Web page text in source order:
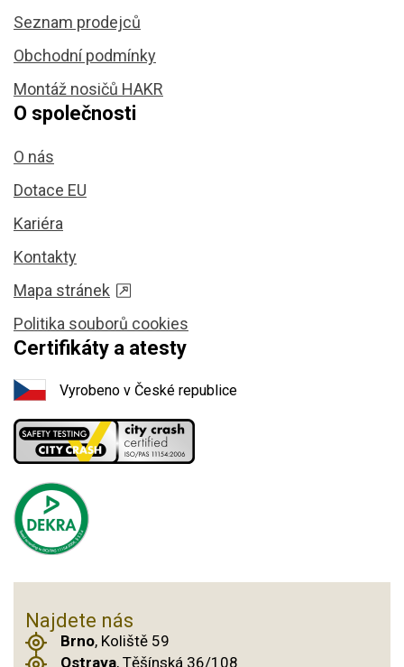
Seznam prodejců
Obchodní podmínky
Montáž nosičů HAKR
O společnosti
O nás
Dotace EU
Kariéra
Kontakty
Mapa stránek
Politika souborů cookies
Certifikáty a atesty
Vyrobeno v České republice
Najdete nás
Brno, Koliště 59
Ostrava, Těšínská 36/108